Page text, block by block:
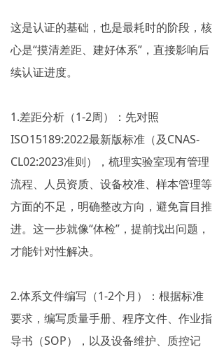
这是认证的基础，也是最耗时的阶段，核
心是“摸清差距、建好体系”，直接影响后
续认证进度。
1.差距分析（1-2周）：先对照
ISO15189:2022最新版标准（及CNAS-
CL02:2023准则），梳理实验室现有管理
流程、人员资质、设备校准、样本管理等
方面的不足，明确整改方向，避免盲目推
进。这一步就像“体检”，提前找出问题，
才能针对性解决。
2.体系文件编写（1-2个月）：根据标准
要求，编写质量手册、程序文件、作业指
导书（SOP），以及设备维护、质控记